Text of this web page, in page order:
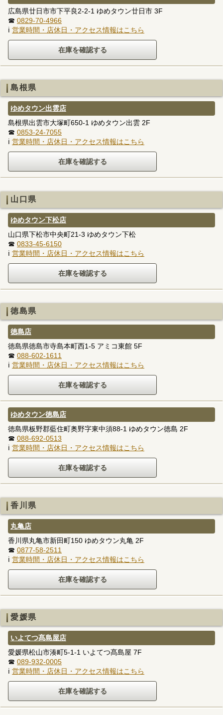
広島県廿日市市下平良2-2-1 ゆめタウン廿日市 3F
☎ 0829-70-4966
ℹ 営業時間・店休日・アクセス情報はこちら
島根県
ゆめタウン出雲店
島根県出雲市大塚町650-1 ゆめタウン出雲 2F
☎ 0853-24-7055
ℹ 営業時間・店休日・アクセス情報はこちら
山口県
ゆめタウン下松店
山口県下松市中央町21-3 ゆめタウン下松
☎ 0833-45-6150
ℹ 営業時間・店休日・アクセス情報はこちら
徳島県
徳島店
徳島県徳島市寺島本町西1-5 アミコ東館 5F
☎ 088-602-1611
ℹ 営業時間・店休日・アクセス情報はこちら
ゆめタウン徳島店
徳島県板野郡藍住町奥野字東中須88-1 ゆめタウン徳島 2F
☎ 088-692-0513
ℹ 営業時間・店休日・アクセス情報はこちら
香川県
丸亀店
香川県丸亀市新田町150 ゆめタウン丸亀 2F
☎ 0877-58-2511
ℹ 営業時間・店休日・アクセス情報はこちら
愛媛県
いよてつ髙島屋店
愛媛県松山市湊町5-1-1 いよてつ髙島屋 7F
☎ 089-932-0005
ℹ 営業時間・店休日・アクセス情報はこちら